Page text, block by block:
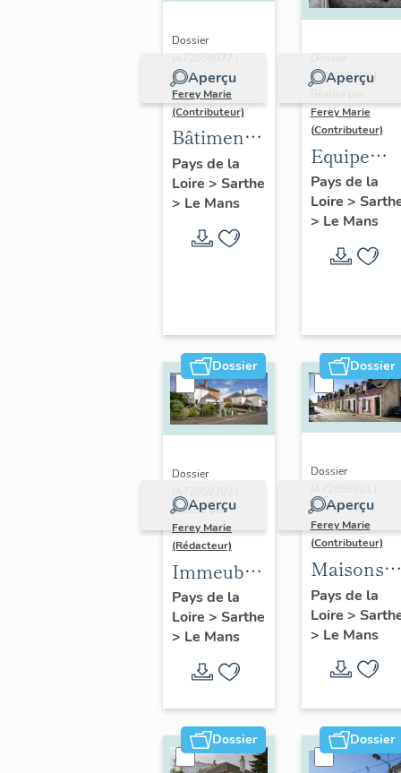
Aperçu
Dossier
Réalisé par
Ferey Marie
(Contributeur)
Bâtiments
industriels
du
quartier
Saint-
Pays de la
Loire > Sarthe
> Le Mans
Aperçu
IA72059190 |
Ferey Marie
(Contributeur)
scolaires,
sociaux,
religieux
du
Pays de la
Loire >
> Le Mans
Dossier
Aperçu
Dossier
Réalisé par
Ferey Marie
(Rédacteur)
Immeubles
et maisons
de la cité
des Pins
Pays de la
Loire > Sarthe
> Le Mans
Dossier
Aperçu
Dossier
Réalisé par
Ferey Marie
(Contributeur)
Maisons
et
du
quartier
Pavin-des-
Champs
Pays de la
Loire >
> Le Mans
Dossier Dossier